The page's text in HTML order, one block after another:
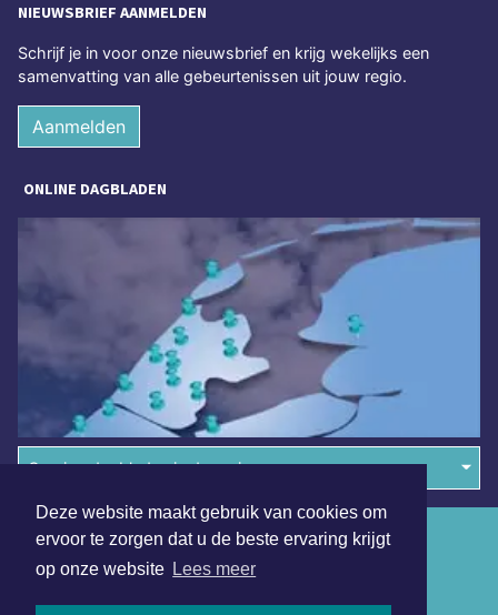
Deze website maakt gebruik van cookies om
ervoor te zorgen dat u de beste ervaring krijgt
op onze website Lees meer
NIEUWSBRIEF AANMELDEN
Schrijf je in voor onze nieuwsbrief en krijg wekelijks een
samenvatting van alle gebeurtenissen uit jouw regio.
Aanmelden
ONLINE DAGBLADEN
Overige dagbladen in de regio
Algemene voorwaarden
Disclaimer